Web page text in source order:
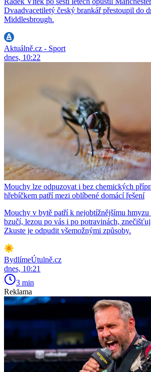
Dvaadvacetiletý český brankář přestoupil do
Middlesbrough.
Aktuálně.cz - Sport
dnes, 10:22
Mouchy lze odpuzovat i bez chemických
hřebíčkem patří mezi oblíbené domácí řešení
Mouchy v bytě patří k nejobtížnějšímu
bzučí, lezou po vás i po potravinách,
Zkuste je odpudit všemožnými způsoby.
BydlímeÚtulně.cz
dnes, 10:21
3 min
Reklama